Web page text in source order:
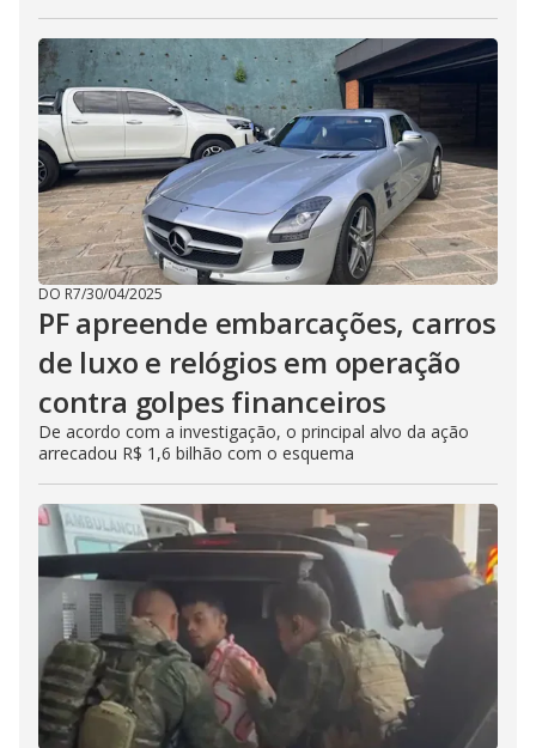
DO R7/30/04/2025
PF apreende embarcações, carros
de luxo e relógios em operação
contra golpes financeiros
De acordo com a investigação, o principal alvo da ação
arrecadou R$ 1,6 bilhão com o esquema